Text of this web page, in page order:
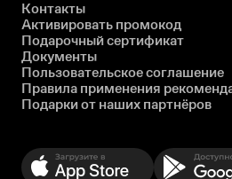
Контакты
Активировать промокод
Подарочный сертификат
Документы
Пользовательское соглашение
Правила применения
Подарки от наших партнёров